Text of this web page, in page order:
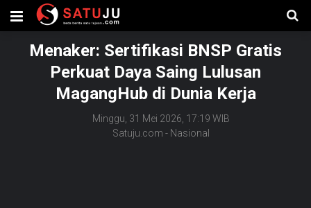
Menaker: Sertifikasi BNSP Gratis
Perkuat Daya Saing Lulusan
MagangHub di Dunia Kerja
Minggu, 31 Mei 2026, 17:19 WIB
Satuju.com - Nasional